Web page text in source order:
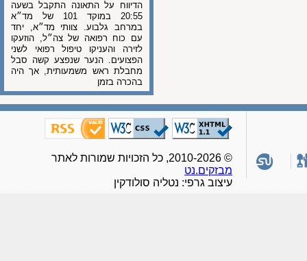
הדיווח על התאונה התקבל בשעה
20:55 במוקד 101 של מד״א
במרחב גלבוע. צוותי מד״א, יחד
עם כוח רפואה של צה״ל, הוזעקו
לזירה והעניקו טיפול רפואי לשני
הפצועים. הנער שנפצע קשה סבל
מחבלת ראש משמעותית, אך היה
בהכרה בזמן
מבזקים.נט
עיצוב גרפי: נטליה סולודקין